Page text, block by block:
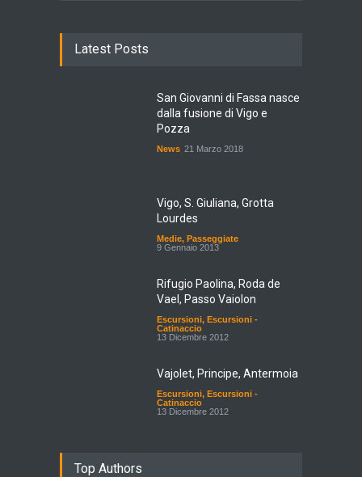
Latest Posts
San Giovanni di Fassa nasce
dalla fusione di Vigo e
Pozza
News 21 Marzo 2018
Vigo, S. Giuliana, Grotta
Lourdes
Medie, Passeggiate
9 Gennaio 2013
Rifugio Paolina, Roda de
Vael, Passo Vaiolon
Escursioni, Escursioni -
Catinaccio
13 Dicembre 2012
Vajolet, Principe, Antermoia
Escursioni, Escursioni -
Catinaccio
13 Dicembre 2012
Top Authors